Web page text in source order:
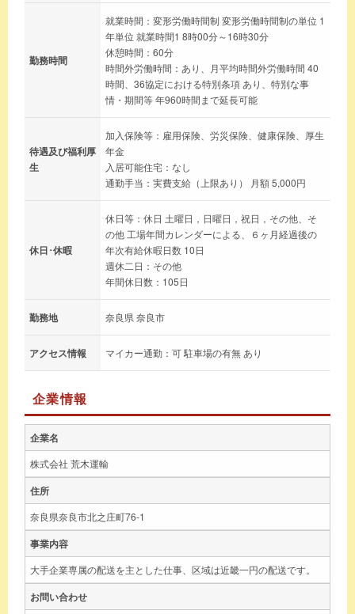
勤務時間
就業時間：変形労働時間制 変形労働時間制の単位 1
年単位 就業時間1 8時00分～16時30分
休憩時間：60分
時間外労働時間：あり、月平均時間外労働時間 40
時間、36協定における特別条項 あり、特別な事
情・期間等 年960時間まで延長可能
待遇及び福利厚
生
加入保険等：雇用保険、労災保険、健康保険、厚生
年金
入居可能住宅：なし
通勤手当：実費支給（上限あり） 月額 5,000円
休日･休暇
休日等：休日 土曜日，日曜日，祝日，その他、そ
の他 工場年間カレンダーによる、６ヶ月経過後の
年次有給休暇日数 10日
週休二日：その他
年間休日数：105日
勤務地 奈良県 奈良市
アクセス情報 マイカー通勤：可 駐車場の有無 あり
企業情報
企業名
株式会社 荒木運輸
住所
奈良県奈良市北之庄町76-1
事業内容
大手企業専属の配送を主とした仕事、区域は近畿一円の配送です。
お問い合わせ